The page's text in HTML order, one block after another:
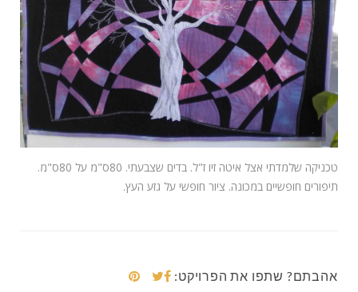
טכניקה שלמדתי אצל איטה זיו ז"ל. בדים שצבעתי. 80ס"מ על 80ס"מ.
תיפורים חופשיים במכונה. ציור חופשי על גזע העץ.
אהבתם? שתפו את הפרויקט: